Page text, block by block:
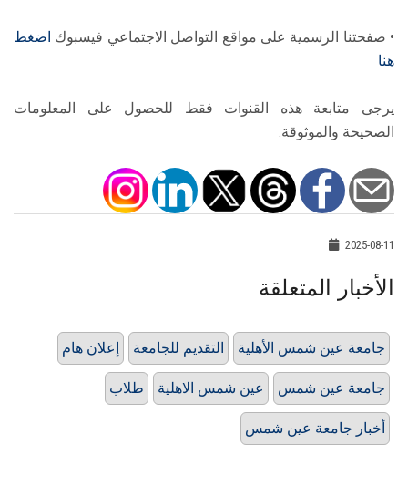
• صفحتنا الرسمية على مواقع التواصل الاجتماعي فيسبوك اضغط
هنا
يرجى متابعة هذه القنوات فقط للحصول على المعلومات
الصحيحة والموثوقة.
2025-08-11
الأخبار المتعلقة
إعلان هام التقديم للجامعة جامعة عين شمس الأهلية
طلاب عين شمس الاهلية جامعة عين شمس
أخبار جامعة عين شمس